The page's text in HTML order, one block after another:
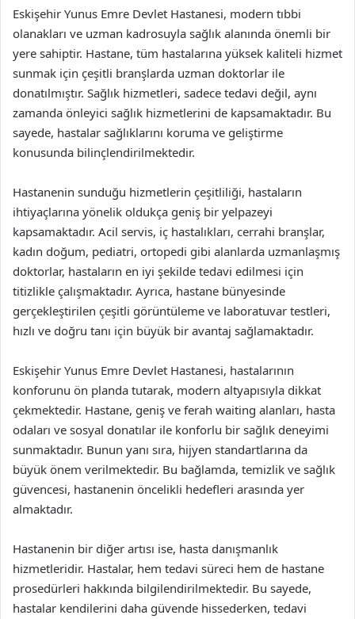
Eskişehir Yunus Emre Devlet Hastanesi, modern tıbbi
olanakları ve uzman kadrosuyla sağlık alanında önemli bir
yere sahiptir. Hastane, tüm hastalarına yüksek kaliteli hizmet
sunmak için çeşitli branşlarda uzman doktorlar ile
donatılmıştır. Sağlık hizmetleri, sadece tedavi değil, aynı
zamanda önleyici sağlık hizmetlerini de kapsamaktadır. Bu
sayede, hastalar sağlıklarını koruma ve geliştirme
konusunda bilinçlendirilmektedir.
Hastanenin sunduğu hizmetlerin çeşitliliği, hastaların
ihtiyaçlarına yönelik oldukça geniş bir yelpazeyi
kapsamaktadır. Acil servis, iç hastalıkları, cerrahi branşlar,
kadın doğum, pediatri, ortopedi gibi alanlarda uzmanlaşmış
doktorlar, hastaların en iyi şekilde tedavi edilmesi için
titizlikle çalışmaktadır. Ayrıca, hastane bünyesinde
gerçekleştirilen çeşitli görüntüleme ve laboratuvar testleri,
hızlı ve doğru tanı için büyük bir avantaj sağlamaktadır.
Eskişehir Yunus Emre Devlet Hastanesi, hastalarının
konforunu ön planda tutarak, modern altyapısıyla dikkat
çekmektedir. Hastane, geniş ve ferah waiting alanları, hasta
odaları ve sosyal donatılar ile konforlu bir sağlık deneyimi
sunmaktadır. Bunun yanı sıra, hijyen standartlarına da
büyük önem verilmektedir. Bu bağlamda, temizlik ve sağlık
güvencesi, hastanenin öncelikli hedefleri arasında yer
almaktadır.
Hastanenin bir diğer artısı ise, hasta danışmanlık
hizmetleridir. Hastalar, hem tedavi süreci hem de hastane
prosedürleri hakkında bilgilendirilmektedir. Bu sayede,
hastalar kendilerini daha güvende hissederken, tedavi